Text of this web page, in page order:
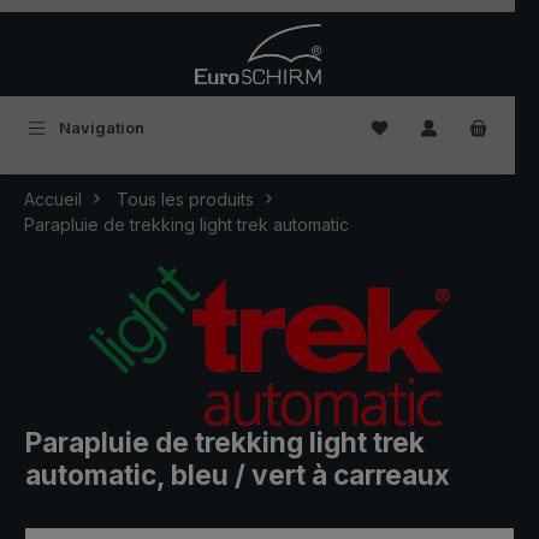
Navigation Vous avez 0
Accueil
Tous les produits
Parapluie de trekking light trek automatic
Parapluie de trekking light trek
automatic, bleu / vert à carreaux